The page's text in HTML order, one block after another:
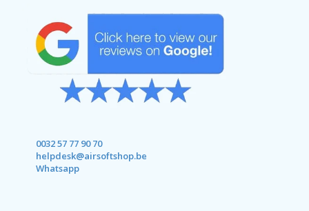
0032 57 77 90 70
helpdesk@airsoftshop.be
Whatsapp